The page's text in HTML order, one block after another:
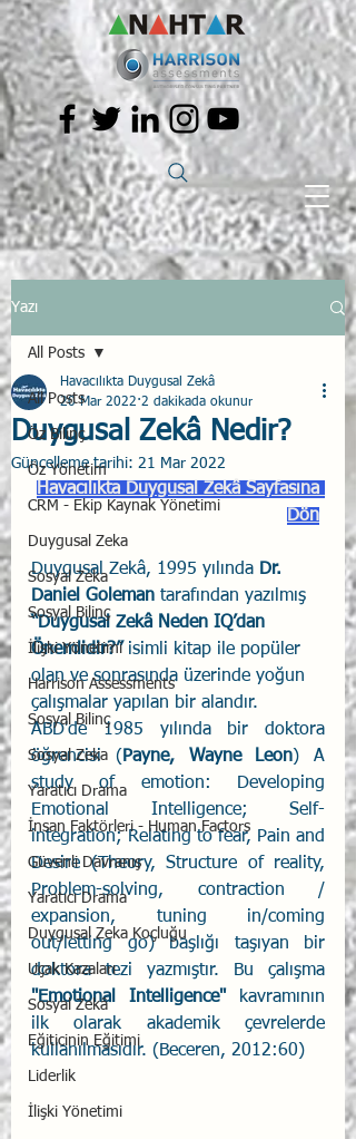
Yazı
All Posts
Öz Bilinç
Öz Yönetim
CRM - Ekip Kaynak Yönetimi
Duygusal Zeka
Sosyal Zeka
Sosyal Bilinç
İlişki Yönetimi
Harrison Assessments
Sosyal Bilinç
Sosyal Zeka
Yaratıcı Drama
İnsan Faktörleri - Human Factors
Güvenli Davranış
Yaratıcı Drama
Duygusal Zeka Koçluğu
Uçak Kazaları
Sosyal Zekâ
Eğiticinin Eğitimi
Liderlik
İlişki Yönetimi
All Posts
Duygusal Zekâ Nedir?
Havacılıkta Duygusal Zekâ
20 Mar 2022 2 dakikada okunur
Güncelleme tarihi: 21 Mar 2022
Havacılıkta Duygusal Zekâ Sayfasına
Dön
Duygusal Zekâ, 1995 yılında Dr.
Daniel Goleman tarafından yazılmış
“Duygusal Zekâ Neden IQ’dan
Önemlidir?” isimli kitap ile popüler
olan ve sonrasında üzerinde yoğun
çalışmalar yapılan bir alandır.
ABD'de 1985 yılında bir doktora
öğrencisi ( Payne, Wayne Leon) A
study of emotion: Developing
Emotional Intelligence; Self-
integration; Relating to fear, Pain and
Desire (Theory, Structure of reality,
Problem-solving, contraction /
expansion, tuning in/coming
out/letting go) başlığı taşıyan bir
"Emotional Intelligence" kavramının
ilk olarak akademik çevrelerde
kullanılmasıdır. (Beceren, 2012:60)